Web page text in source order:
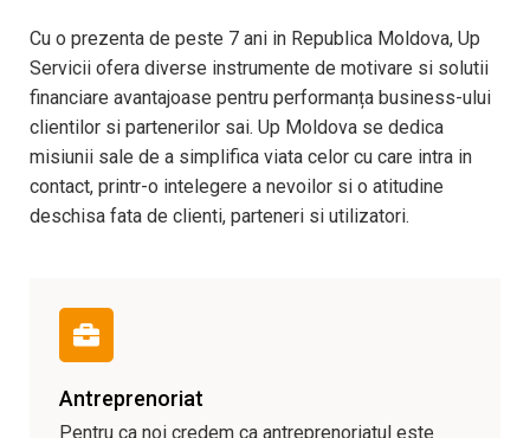
Cu o prezenta de peste 7 ani in Republica Moldova, Up
Servicii ofera diverse instrumente de motivare si solutii
financiare avantajoase pentru performanța business-ului
clientilor si partenerilor sai. Up Moldova se dedica
misiunii sale de a simplifica viata celor cu care intra in
contact, printr-o intelegere a nevoilor si o atitudine
deschisa fata de clienti, parteneri si utilizatori.
Antreprenoriat
Pentru ca noi credem ca antreprenoriatul este